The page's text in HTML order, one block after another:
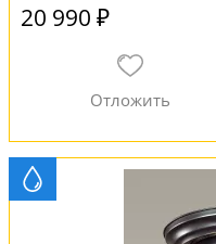
20 990 ₽